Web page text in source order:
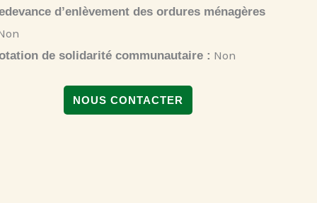
d’enlèvement des ordures ménagères
de solidarité communautaire : Non
NOUS CONTACTER